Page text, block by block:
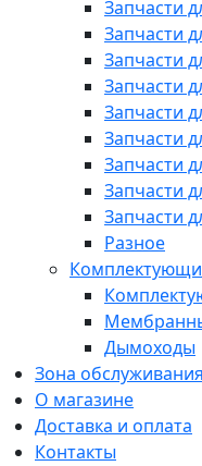
Запчасти
Запчасти
Запчасти
Запчасти
Запчасти
Запчасти
Запчасти
Запчасти
Запчасти
Разное
Дымоходы
Зона обслуживания
О магазине
Доставка и оплата
Контакты